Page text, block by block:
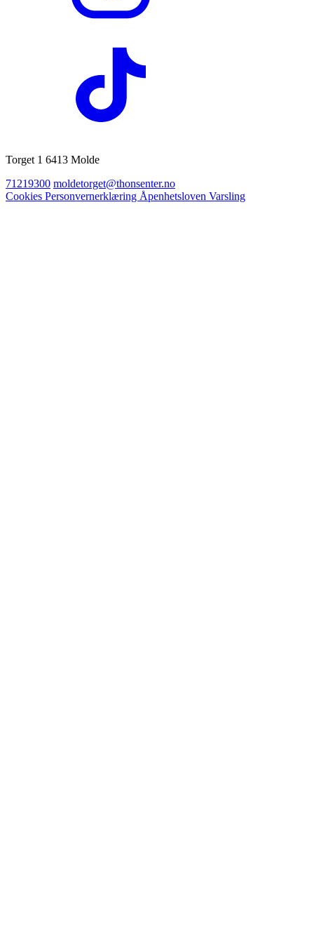
Torget 1 6413 Molde
71219300 moldetorget@thonsenter.no
Cookies Personvernerklæring Åpenhetsloven Varsling